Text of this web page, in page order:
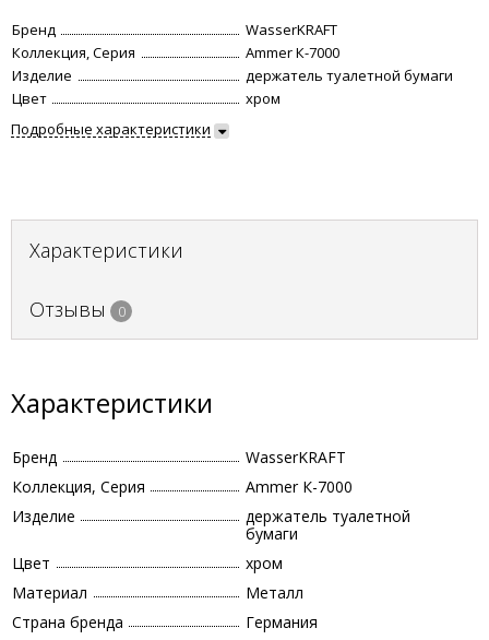
Бренд
WasserKRAFT
Коллекция, Серия
Ammer К-7000
Изделие
держатель туалетной бумаги
Цвет
хром
Подробные характеристики
Характеристики
Отзывы 0
Характеристики
Бренд
WasserKRAFT
Коллекция, Серия
Ammer К-7000
Изделие
держатель туалетной
бумаги
Цвет
хром
Материал
Металл
Страна бренда
Германия